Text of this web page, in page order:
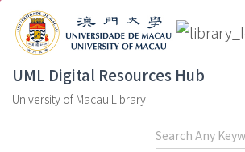
UML Digital Resources Hub
University of Macau Library